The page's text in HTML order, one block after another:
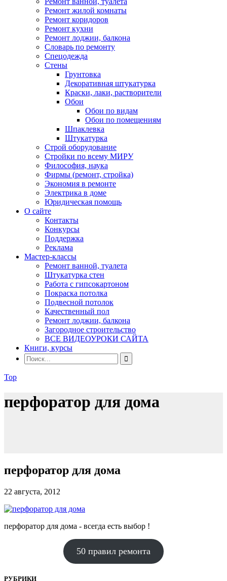
Ремонт жилой комнаты
Ремонт коридоров
Ремонт кухни
Ремонт лоджии, балкона
Словарь по ремонту
Спецодежда
Стены
Грунтовка
Декоративная штукатурка
Краски, лаки, растворители
Обои
Обои по видам
Обои по помещениям
Шпаклевка
Штукатурка
Строй оборудование
Стройки по всему МИРУ
Философия, наука
Фирмы (ремонт, стройка)
Экономия в ремонте
Электрика в доме
Юридическая помощь
О сайте
Контакты
Конкурсы
Поддержка
Реклама
Мастер-классы
Ремонт ванной, туалета
Штукатурка стен
Работа с гипсокартоном
Покраска потолка
Подвесной потолок
Качественный пол
Ремонт лоджии, балкона
Загородное строительство
ВСЕ ВИДЕОУРОКИ САЙТА
Книги, курсы
Top
перфоратор для дома
перфоратор для дома
22 августа, 2012
перфоратор для дома - всегда есть выбор !
50 правил ремонта
РУБРИКИ